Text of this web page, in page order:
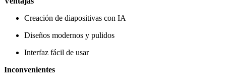
Creación de diapositivas con IA
Diseños modernos y pulidos
Interfaz fácil de usar
Inconvenientes